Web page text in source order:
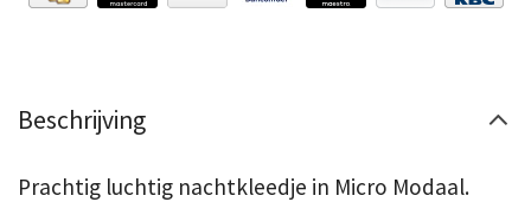
Beschrijving
Prachtig luchtig nachtkleedje in Micro Modaal.